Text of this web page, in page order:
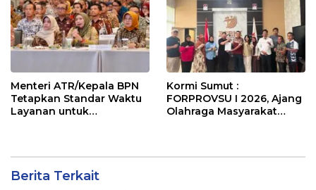
Menteri ATR/Kepala BPN
Tetapkan Standar Waktu
Layanan untuk
Kormi Sumut :
FORPROVSU I 2026, Ajang
Olahraga Masyarakat
Berita Terkait